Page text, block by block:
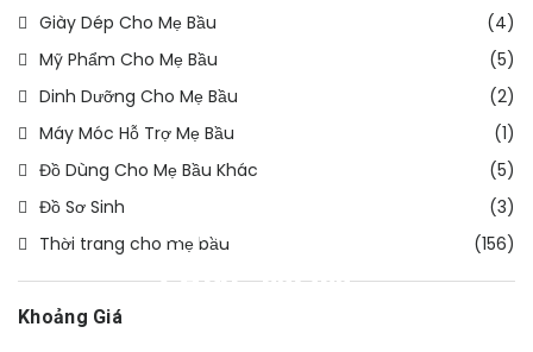
Giày Dép Cho Mẹ Bầu
(4)
Mỹ Phẩm Cho Mẹ Bầu
(5)
Dinh Dưỡng Cho Mẹ Bầu
(2)
Máy Móc Hỗ Trợ Mẹ Bầu
(1)
Đồ Dùng Cho Mẹ Bầu Khác
(5)
Đồ Sơ Sinh
(3)
Thời trang cho mẹ bầu
(156)
Khoảng Giá
THIẾT KẾ
ZANE MOM